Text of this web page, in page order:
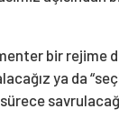
bir rejime
ya da